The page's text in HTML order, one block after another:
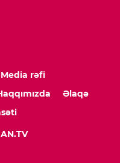
Media rəfi
Əlaqə